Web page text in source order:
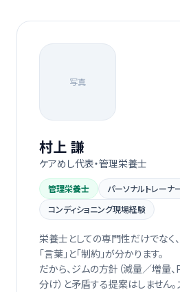
写真
村上 謙
ケアめし代表・管理栄養士
管理栄養士
パーソナルトレーナ
コンディショニング現場経験
栄養士としての専門性だけでなく
「言葉」と「制約」が分かります。
だから、ジムの方針（減量／増量、
分け）と矛盾する提案はしません。